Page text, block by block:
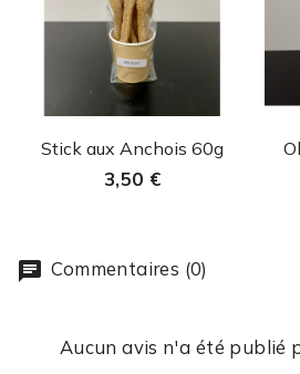
 Aperçu rapide
Stick aux Anchois 60g
3,50 €
Commentaires (0)
Aucun avis n'a été publié